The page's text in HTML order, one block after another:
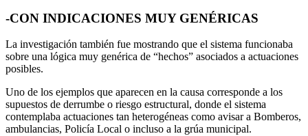
-CON INDICACIONES MUY GENÉRICAS
La investigación también fue mostrando que el sistema funcionaba
sobre una lógica muy genérica de “hechos” asociados a actuaciones
posibles.
Uno de los ejemplos que aparecen en la causa corresponde a los
supuestos de derrumbe o riesgo estructural, donde el sistema
contemplaba actuaciones tan heterogéneas como avisar a Bomberos,
ambulancias, Policía Local o incluso a la grúa municipal.